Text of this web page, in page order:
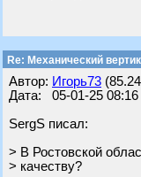
Re: Механический
Автор: Игорь73
Дата: 05-01-25 08:16
SergS писал:
> В Ростовской
> качеству?